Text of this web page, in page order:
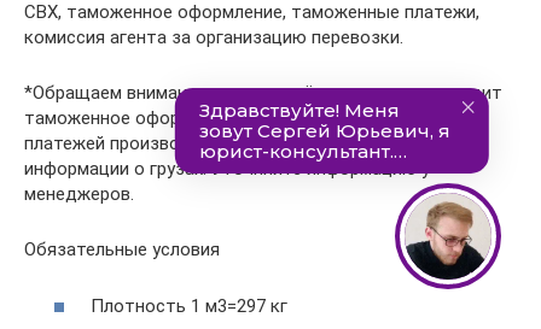
СВХ, таможенное оформление, таможенные платежи,
комиссия агента за организацию перевозки.
*Обращаем внимание, что в расчётную сумму не входит
таможенное оформление — расчет таможенных
платежей производится после предоставления
информации о грузах. Уточняйте информацию у
менеджеров.
Обязательные условия
Плотность 1 м3=297 кг